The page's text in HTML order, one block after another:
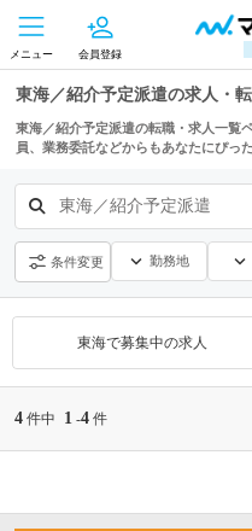
メニュー 会員登録
東海／紹介予定派遣の求人・
東海／紹介予定派遣の転職・求人一覧
員、業務委託などからもあなたにぴっ
東海／紹介予定派遣
条件変更 勤務地
東海で募集中の求人
4 件中 1 -4 件